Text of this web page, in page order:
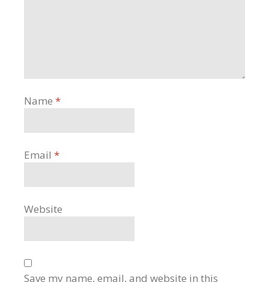
Name *
Email *
Website
Save my name, email, and website in this